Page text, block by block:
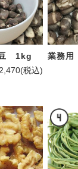
1kg
(税込)
業務